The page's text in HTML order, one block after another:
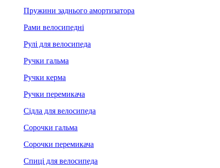
Пружини заднього амортизатора
Рами велосипедні
Рулі для велосипеда
Ручки гальма
Ручки керма
Ручки перемикача
Сідла для велосипеда
Сорочки гальма
Сорочки перемикача
Спиці для велосипеда